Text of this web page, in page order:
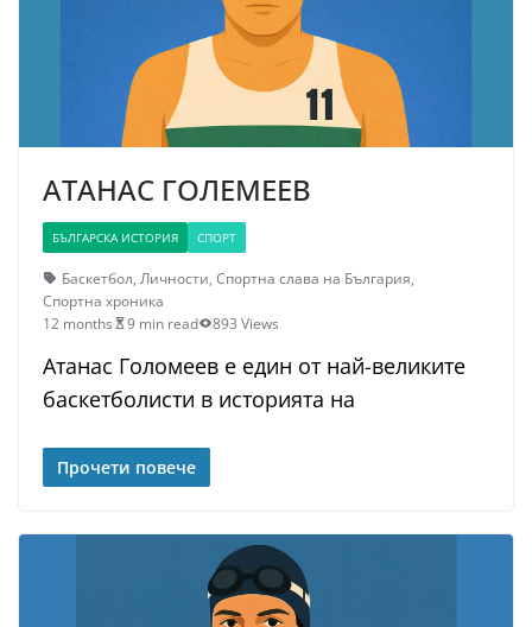
АТАНАС ГОЛЕМЕЕВ
БЪЛГАРСКА ИСТОРИЯ СПОРТ
Баскетбол, Личности, Спортна слава на България,
Спортна хроника
12 months
9 min read 893 Views
Атанас Голомеев е един от най-великите
баскетболисти в историята на
Прочети повече